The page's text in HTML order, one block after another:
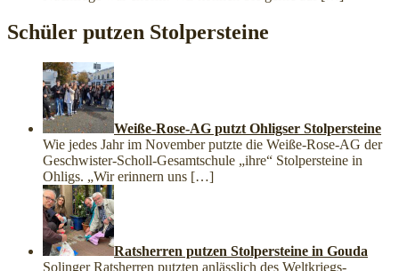
Schüler putzen Stolpersteine
Weiße-Rose-AG putzt Ohligser Stolpersteine
Wie jedes Jahr im November putzte die Weiße-Rose-AG der
Geschwister-Scholl-Gesamtschule „ihre“ Stolpersteine in
Ohligs. „Wir erinnern uns […]
Ratsherren putzen Stolpersteine in Gouda
Solinger Ratsherren putzten anlässlich des Weltkriegs-